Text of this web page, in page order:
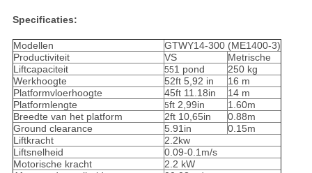
Specificaties:
Modellen
GTWY14-300 (ME1400-3)
Productiviteit
VS
Metrische
Liftcapaciteit
551 pond
250 kg
Werkhoogte
52ft 5,92 in
16 m
Platformvloerhoogte
45ft 11.18in
14 m
Platformlengte
5ft 2,99in
1.60m
Breedte van het platform
2ft 10,65in
0.88m
Ground clearance
5.91in
0.15m
Liftkracht
2.2kw
Liftsnelheid
0.09-0.1m/s
Motorische kracht
2.2 kW